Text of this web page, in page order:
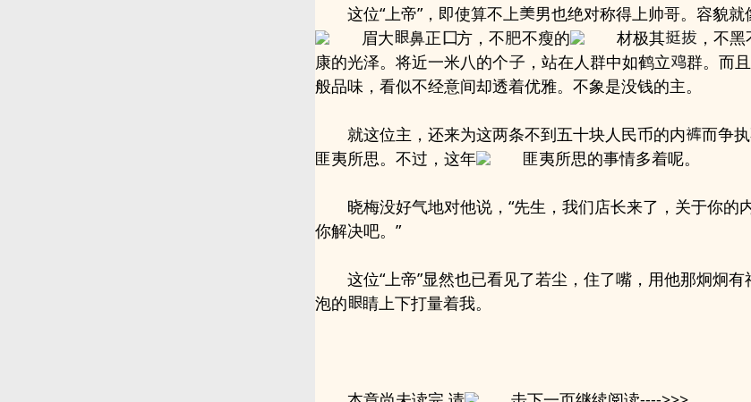
这位“上帝”，即使算不上
男也绝对称得上帅哥。容貌就
眉大
鼻正 方，不 不瘦的 材极其 ，不
康的光泽。将近一米八的个
，站在人群中如鹤立
群。而
般品味，看似不经意间却透着优雅。不象是没钱的主。
就这位主，还来为这两条不到五十块人民币的内
而争
匪夷所思。不过，这年
匪夷所思的事情多着呢。
晓梅没好气地对他说，“先生，我们店长来了，关于你的
你解决吧。”
这位“上帝”显然也已看见了若尘，住了嘴，用他那炯炯
泡的
睛上下打量着我。